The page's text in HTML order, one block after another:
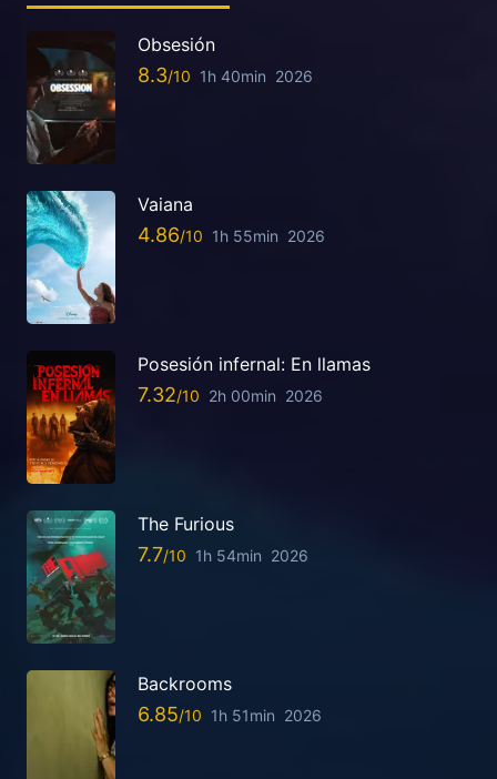
Obsesión
8.3 1h 40min 2026
Vaiana
4.86 1h 55min 2026
Posesión infernal: En llamas
7.32 2h 00min 2026
The Furious
7.7 1h 54min 2026
Backrooms
6.85 1h 51min 2026